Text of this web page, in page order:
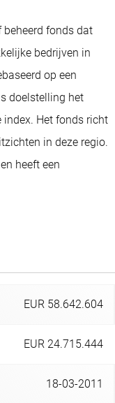
beheerd fonds dat
bedrijven in
op een
doelstelling het
index. Het fonds richt
in deze regio.
heeft een
EUR 58.642.604
EUR 24.715.444
18-03-2011